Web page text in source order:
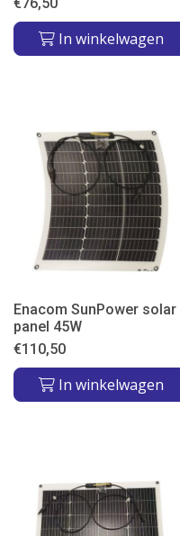
In winkelwagen
Enacom SunPower solar
panel 45W
€110,50
In winkelwagen